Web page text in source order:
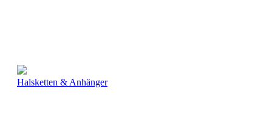
Halsketten & Anhänger